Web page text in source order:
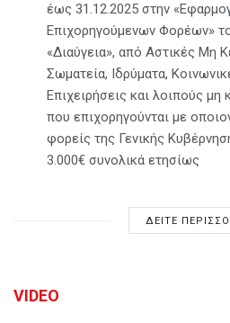
έως 31.12.2025 στην
Επιχορηγούμενων Φορέων»
«Διαύγεια», από Αστικές Μη
Σωματεία, Ιδρύματα,
Επιχειρήσεις και λοιπούς
που επιχορηγούνται με
φορείς της Γενικής
3.000€ συνολικά ετησίως
ΔΕΙΤΕ
VIDEO